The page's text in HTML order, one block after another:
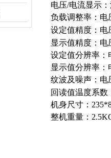
电压/电流显示
负载调整率：电
设定值精度：电
显示值精度：电
设定值分辨率：
显示值分辨率：
纹波及噪声：电
回读值温度系数
机身尺寸：
整机重量：